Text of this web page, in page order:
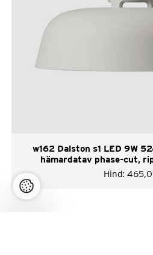
w162 Dalston s1 LED 9W
hämardatav phase-cut,
Hind: